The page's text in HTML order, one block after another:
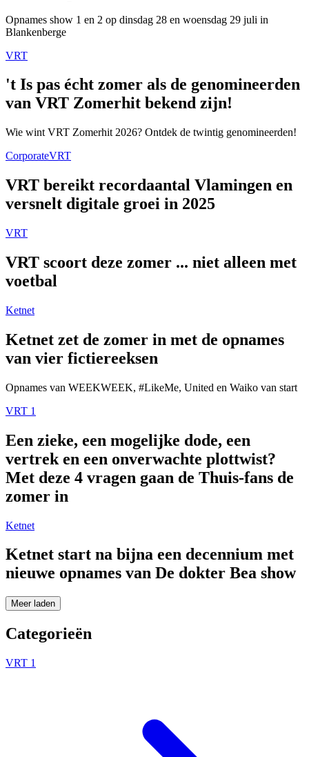
Opnames show 1 en 2 op dinsdag 28 en woensdag 29 juli in
Blankenberge
VRT
't Is pas écht zomer als de genomineerden
van VRT Zomerhit bekend zijn!
Wie wint VRT Zomerhit 2026? Ontdek de twintig genomineerden!
CorporateVRT
VRT bereikt recordaantal Vlamingen en
versnelt digitale groei in 2025
VRT
VRT scoort deze zomer ... niet alleen met
voetbal
Ketnet
Ketnet zet de zomer in met de opnames
van vier fictiereeksen
Opnames van WEEKWEEK, #LikeMe, United en Waiko van start
VRT 1
Een zieke, een mogelijke dode, een
vertrek en een onverwachte plottwist?
Met deze 4 vragen gaan de Thuis-fans de
zomer in
Ketnet
Ketnet start na bijna een decennium met
nieuwe opnames van De dokter Bea show
Meer laden
Categorieën
VRT 1